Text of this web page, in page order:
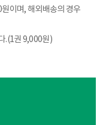
이며, 해외배송의 경우
.(1권 9,000원)